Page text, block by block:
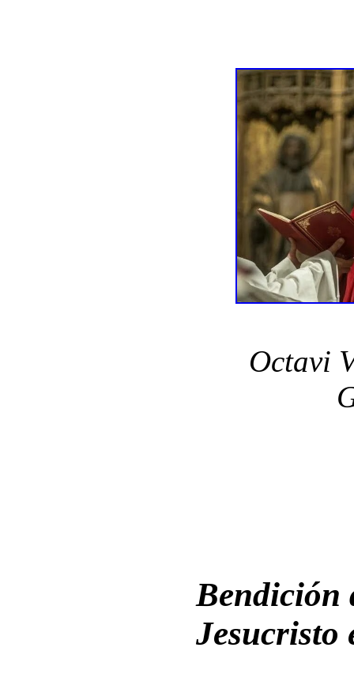
Octavi
Bendición
Jesucristo